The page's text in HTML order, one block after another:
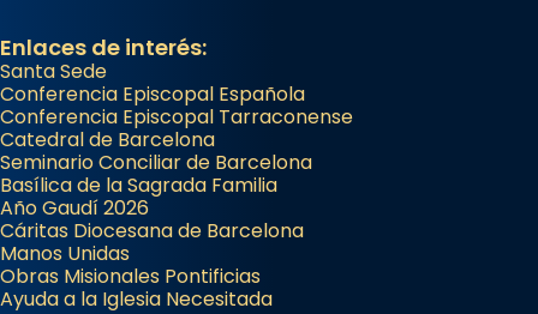
Enlaces de interés:
Santa Sede
Conferencia Episcopal Española
Conferencia Episcopal Tarraconense
Catedral de Barcelona
Seminario Conciliar de Barcelona
Basílica de la Sagrada Familia
Año Gaudí 2026
Cáritas Diocesana de Barcelona
Manos Unidas
Obras Misionales Pontificias
Ayuda a la Iglesia Necesitada